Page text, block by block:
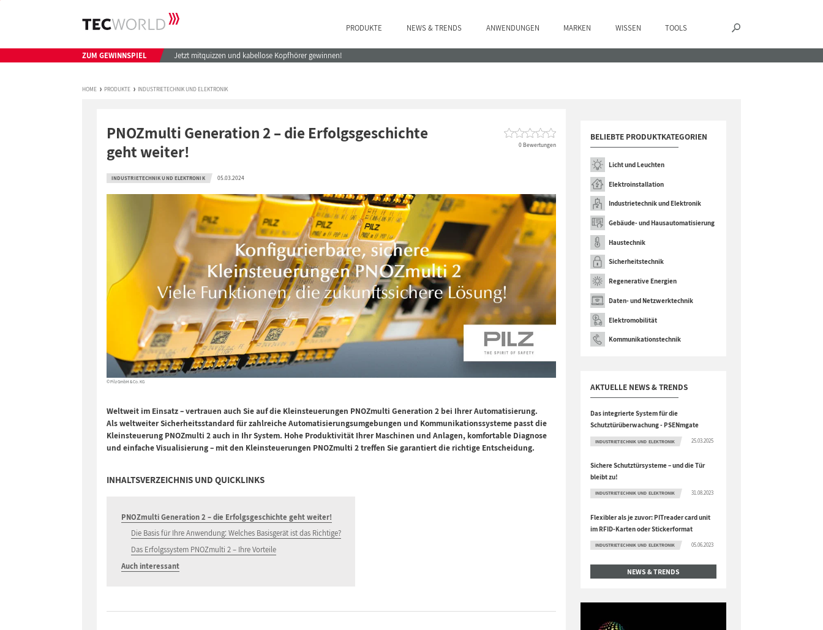
PRODUKTE NEWS & TRENDS ANWENDUNGEN MARKEN WISSEN TOOLS
ZUM GEWINNSPIEL Jetzt mitquizzen und kabellose Kopfhörer gewinnen!
HOME PRODUKTE INDUSTRIETECHNIK UND ELEKTRONIK
0 Bewertungen
PNOZmulti Generation 2 – die Erfolgsgeschichte
geht weiter!
INDUSTRIETECHNIK UND ELEKTRONIK 05.03.2024
© Pilz GmbH & Co. KG
Weltweit im Einsatz – vertrauen auch Sie auf die Kleinsteuerungen PNOZmulti Generation 2 bei Ihrer Automatisierung.
Alsweltweiter Sicherheitsstandard für zahlreiche Automatisierungsumgebungen und Kommunikationssysteme passt die
Kleinsteuerung PNOZmulti 2 auch in Ihr System. Hohe Produktivität Ihrer Maschinen und Anlagen, komfortable Diagnose
und einfache Visualisierung – mit den Kleinsteuerungen PNOZmulti 2 treffen Sie garantiert die richtige Entscheidung.
INHALTSVERZEICHNIS UND QUICKLINKS
PNOZmulti Generation 2 – die Erfolgsgeschichte geht weiter!
Die Basis für Ihre Anwendung: Welches Basisgerät ist das Richtige?
Das Erfolgssystem PNOZmulti 2 – Ihre Vorteile
Auch interessant
BELIEBTE PRODUKTKATEGORIEN
Licht und Leuchten
Elektroinstallation
Industrietechnik und Elektronik
Gebäude- und Hausautomatisierung
Haustechnik
Sicherheitstechnik
Regenerative Energien
Daten- und Netzwerktechnik
Elektromobilität
Kommunikationstechnik
AKTUELLE NEWS & TRENDS
Das integrierte System für die
Schutztürüberwachung - PSENmgate
INDUSTRIETECHNIK UND ELEKTRONIK 25.03.2025
Sichere Schutztürsysteme – und die Tür
bleibt zu!
INDUSTRIETECHNIK UND ELEKTRONIK 31.08.2023
Flexibler als je zuvor: PITreader card unit
im RFID-Karten oder Stickerformat
INDUSTRIETECHNIK UND ELEKTRONIK 05.06.2023
NEWS & TRENDS